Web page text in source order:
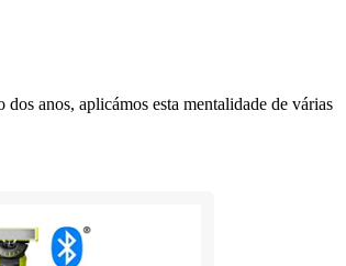
anos, aplicámos esta mentalidade de várias